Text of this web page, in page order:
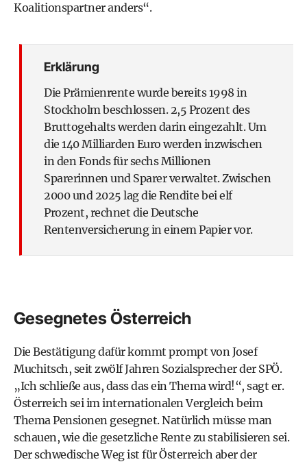
Koalitionspartner anders“.
Erklärung
Die Prämienrente wurde bereits 1998 in
Stockholm beschlossen. 2,5 Prozent des
Bruttogehalts werden darin eingezahlt. Um
die 140 Milliarden Euro werden inzwischen
in den Fonds für sechs Millionen
Sparerinnen und Sparer verwaltet. Zwischen
2000 und 2025 lag die Rendite bei elf
Prozent, rechnet die Deutsche
Rentenversicherung in einem Papier vor.
Gesegnetes Österreich
Die Bestätigung dafür kommt prompt von Josef
Muchitsch, seit zwölf Jahren Sozialsprecher der SPÖ.
„Ich schließe aus, dass das ein Thema wird!“, sagt er.
Österreich sei im internationalen Vergleich beim
Thema Pensionen gesegnet. Natürlich müsse man
schauen, wie die gesetzliche Rente zu stabilisieren sei.
Der schwedische Weg ist für Österreich aber der